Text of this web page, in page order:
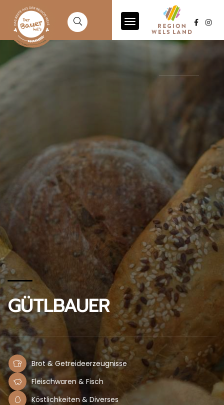
GÜTLBAUER
Brot & Getreideerzeugnisse
Fleischwaren & Fisch
Köstlichkeiten & Diverses